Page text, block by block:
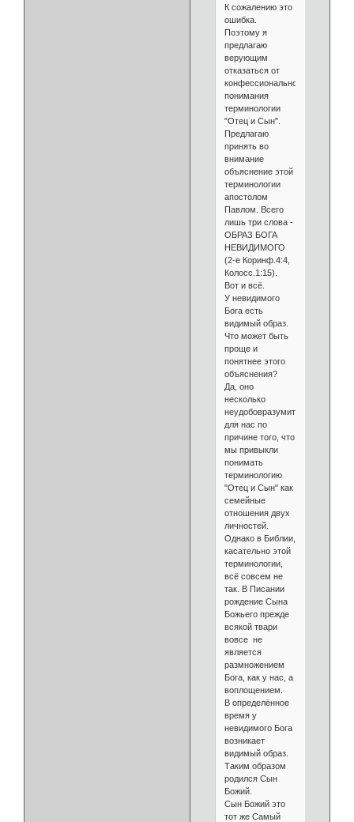
К сожалению это
ошибка.
Поэтому я
предлагаю
верующим
отказаться от
конфессионального
понимания
терминологии
"Отец и Сын".
Предлагаю
принять во
внимание
объяснение этой
терминологии
апостолом
Павлом. Всего
лишь три слова -
ОБРАЗ БОГА
НЕВИДИМОГО
(2-е Коринф.4:4,
Колосс.1:15).
Вот и всё.
У невидимого
Бога есть
видимый образ.
Что может быть
проще и
понятнее этого
объяснения?
Да, оно
несколько
неудобовразумительно
для нас по
причине того, что
мы привыкли
понимать
терминологию
"Отец и Сын" как
семейные
отношения двух
личностей.
Однако в Библии,
касательно этой
терминологии,
всё совсем не
так. В Писании
рождение Сына
Божьего прежде
всякой твари
вовсе не
является
размножением
Бога, как у нас, а
воплощением.
В определённое
время у
невидимого Бога
возникает
видимый образ.
Таким образом
родился Сын
Божий.
Сын Божий это
тот же Самый